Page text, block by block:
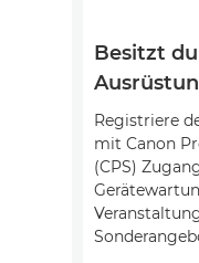
Besitzt
Registriere
mit Canon
(CPS)